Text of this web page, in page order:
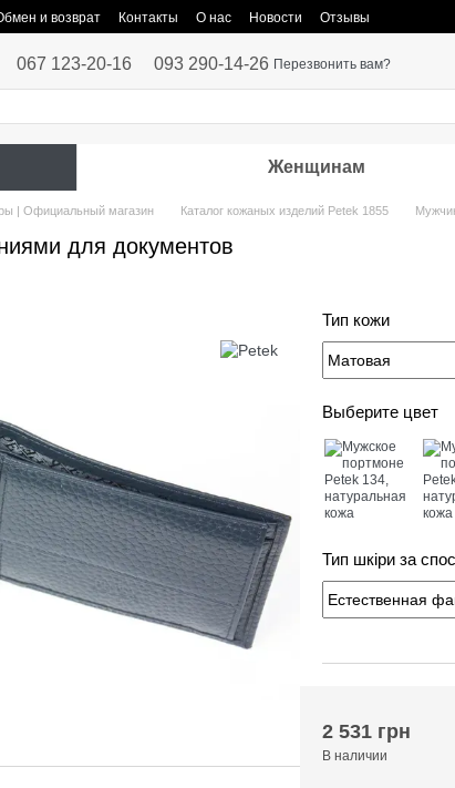
и возврат Контакты О нас Новости
Отзывы
067 123-20-16 093 290-14-26 Перезвонить вам?
Женщинам
| Официальный магазин Каталог кожаных изделий Petek 1855
для документов
Тип кожи
Выберите цвет
Тип шкіри за
2 531 грн
В наличии